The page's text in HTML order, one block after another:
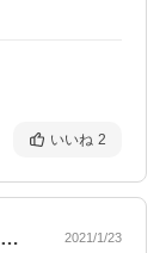
いいね 2
オンライン認証はまず不可能だろうと思っ… 2021/1/23